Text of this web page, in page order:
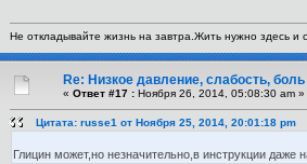
Не откладывайте жизнь на завтра.Жить нужно здесь и
Re: Низкое давление, слабость,
« Ответ #17 : Ноября 26, 2014, 05:08:30 am »
Цитата: russe1 от Ноября 25, 2014, 20:01:18 pm
Глицин может,но незначительно,в инструкции